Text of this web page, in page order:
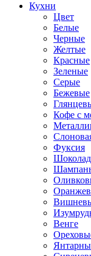
Кухни
Цвет
Белые
Черные
Желтые
Красные
Зеленые
Серые
Бежевые
Кофе с
Фуксия
Шоколад
Венге